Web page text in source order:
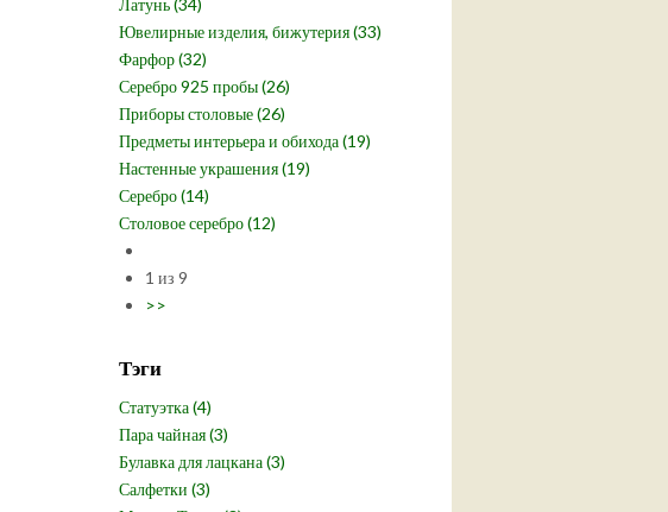
Ювелирные изделия, бижутерия (33)
Фарфор (32)
Серебро 925 пробы (26)
Приборы столовые (26)
Предметы интерьера и обихода (19)
Настенные украшения (19)
Серебро (14)
Столовое серебро (12)
1 из 9
>>
Тэги
Статуэтка (4)
Пара чайная (3)
Булавка для лацкана (3)
Салфетки (3)